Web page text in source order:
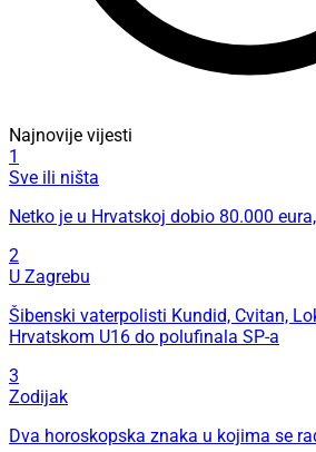
Najnovije vijesti
1
Sve ili ništa
Netko je u Hrvatskoj dobio 80.000
2
U Zagrebu
Šibenski vaterpolisti Kundid, Cvitan,
Hrvatskom U16 do polufinala SP-a
3
Zodijak
Dva horoskopska znaka u kojima se